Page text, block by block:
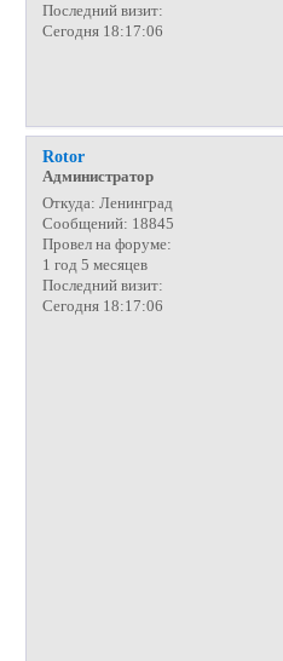
Последний визит:
Сегодня 18:17:06
Rotor
Администратор
Откуда: Ленинград
Сообщений: 18845
Провел на форуме:
1 год 5 месяцев
Последний визит:
Сегодня 18:17:06